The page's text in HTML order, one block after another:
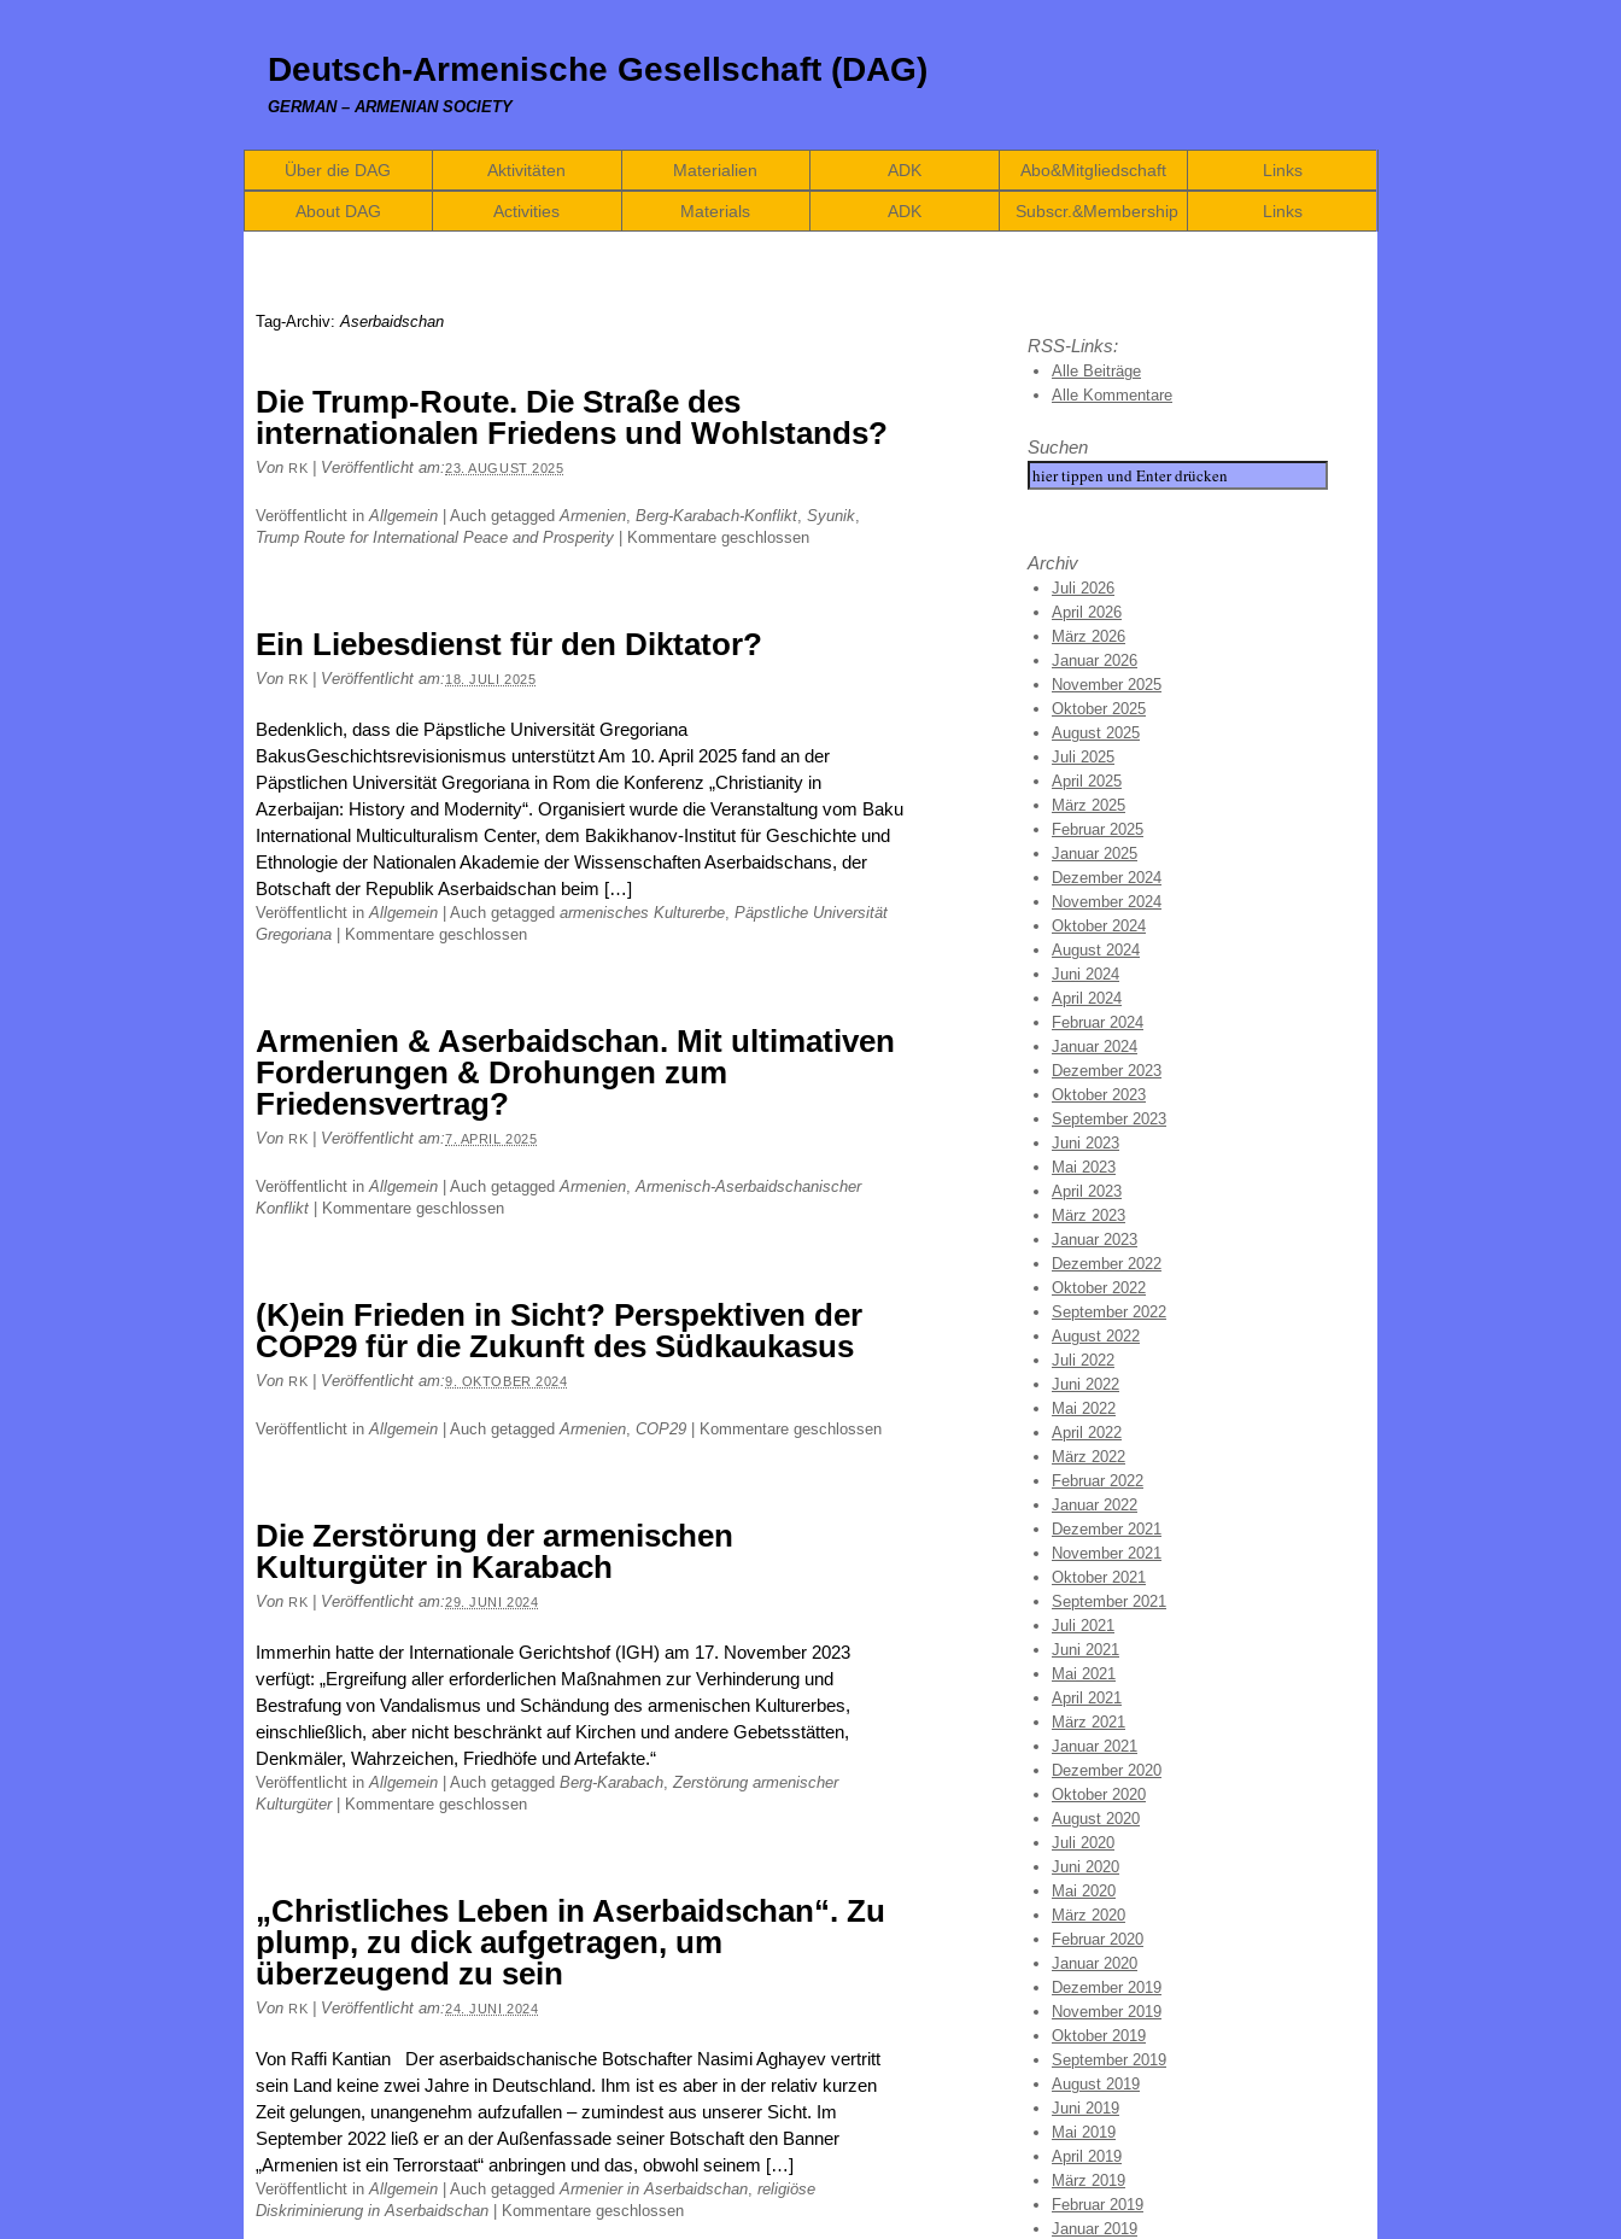
Deutsch-Armenische Gesellschaft (DAG)
GERMAN – ARMENIAN SOCIETY
Über die DAG Aktivitäten Materialien ADK Abo&Mitgliedschaft Links
About DAG Activities Materials ADK Subscr.&Membership Links
Tag-Archiv:Aserbaidschan
Die Trump-Route. Die Straße des
internationalen Friedens und Wohlstands?
Von RK Veröffentlicht am:23. AUGUST 2025
Veröffentlicht inAllgemein Auch getaggedArmenien, Berg-Karabach-Konflikt, Syunik,
Trump Route for International Peace and Prosperity
Kommentare geschlossen
Ein Liebesdienst für den Diktator?
Von RK Veröffentlicht am:18. JULI 2025
Bedenklich, dass die Päpstliche Universität Gregoriana
BakusGeschichtsrevisionismus unterstützt Am 10. April 2025 fand an der
Päpstlichen Universität Gregoriana in Rom die Konferenz „Christianity in
Azerbaijan: History and Modernity“. Organisiert wurde die Veranstaltung vom Baku
International Multiculturalism Center, dem Bakikhanov-Institut für Geschichte und
Ethnologie der Nationalen Akademie der Wissenschaften Aserbaidschans, der
Botschaft der Republik Aserbaidschan beim […]
Veröffentlicht inAllgemein Auch getagged armenisches Kulturerbe, Päpstliche Universität
Gregoriana
Kommentare geschlossen
Armenien & Aserbaidschan. Mit ultimativen
Forderungen & Drohungen zum
Friedensvertrag?
Von RK Veröffentlicht am:7. APRIL 2025
Veröffentlicht inAllgemein Auch getaggedArmenien,Armenisch-Aserbaidschanischer
Konflikt
Kommentare geschlossen
(K)ein Frieden in Sicht? Perspektiven der
COP29 für die Zukunft des Südkaukasus
Von RK Veröffentlicht am:9. OKTOBER 2024
Veröffentlicht inAllgemein Auch getaggedArmenien, COP29 Kommentare geschlossen
Die Zerstörung der armenischen
Kulturgüter in Karabach
Von RK Veröffentlicht am:29. JUNI 2024
Immerhin hatte der Internationale Gerichtshof (IGH) am 17. November 2023
verfügt: „Ergreifung aller erforderlichen Maßnahmen zur Verhinderung und
Bestrafung von Vandalismus und Schändung des armenischen Kulturerbes,
einschließlich, aber nicht beschränkt auf Kirchen und andere Gebetsstätten,
Denkmäler, Wahrzeichen, Friedhöfe und Artefakte.“
Veröffentlicht inAllgemein Auch getagged Berg-Karabach,Zerstörung armenischer
Kulturgüter
Kommentare geschlossen
„Christliches Leben in Aserbaidschan“. Zu
plump, zu dick aufgetragen, um
überzeugend zu sein
Von RK Veröffentlicht am:24. JUNI 2024
Von Raffi Kantian Der aserbaidschanische Botschafter Nasimi Aghayev vertritt
sein Land keine zwei Jahre in Deutschland. Ihm ist es aber in der relativ kurzen
Zeit gelungen, unangenehm aufzufallen – zumindest aus unserer Sicht. Im
September 2022 ließ er an der Außenfassade seiner Botschaft den Banner
„Armenien ist ein Terrorstaat“ anbringen und das, obwohl seinem […]
Veröffentlicht inAllgemein Auch getaggedArmenier in Aserbaidschan, religiöse
Diskriminierung in Aserbaidschan
Kommentare geschlossen
RSS-Links:
Alle Beiträge
Alle Kommentare
Suchen
Archiv
Juli 2026
April 2026
März 2026
Januar 2026
November 2025
Oktober 2025
August 2025
Juli 2025
April 2025
März 2025
Februar 2025
Januar 2025
Dezember 2024
November 2024
Oktober 2024
August 2024
Juni 2024
April 2024
Februar 2024
Januar 2024
Dezember 2023
Oktober 2023
September 2023
Juni 2023
Mai 2023
April 2023
März 2023
Januar 2023
Dezember 2022
Oktober 2022
September 2022
August 2022
Juli 2022
Juni 2022
Mai 2022
April 2022
März 2022
Februar 2022
Januar 2022
Dezember 2021
November 2021
Oktober 2021
September 2021
Juli 2021
Juni 2021
Mai 2021
April 2021
März 2021
Januar 2021
Dezember 2020
Oktober 2020
August 2020
Juli 2020
Juni 2020
Mai 2020
März 2020
Februar 2020
Januar 2020
Dezember 2019
November 2019
Oktober 2019
September 2019
August 2019
Juni 2019
Mai 2019
April 2019
März 2019
Februar 2019
Januar 2019